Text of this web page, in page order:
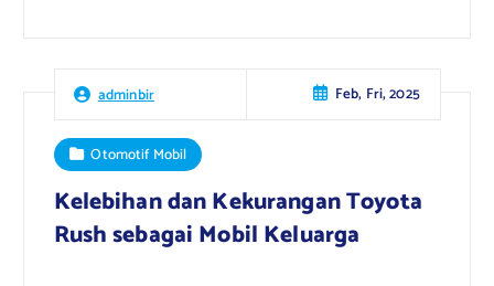
adminbir Feb, Fri, 2025
Otomotif Mobil
Kelebihan dan Kekurangan Toyota
Rush sebagai Mobil Keluarga